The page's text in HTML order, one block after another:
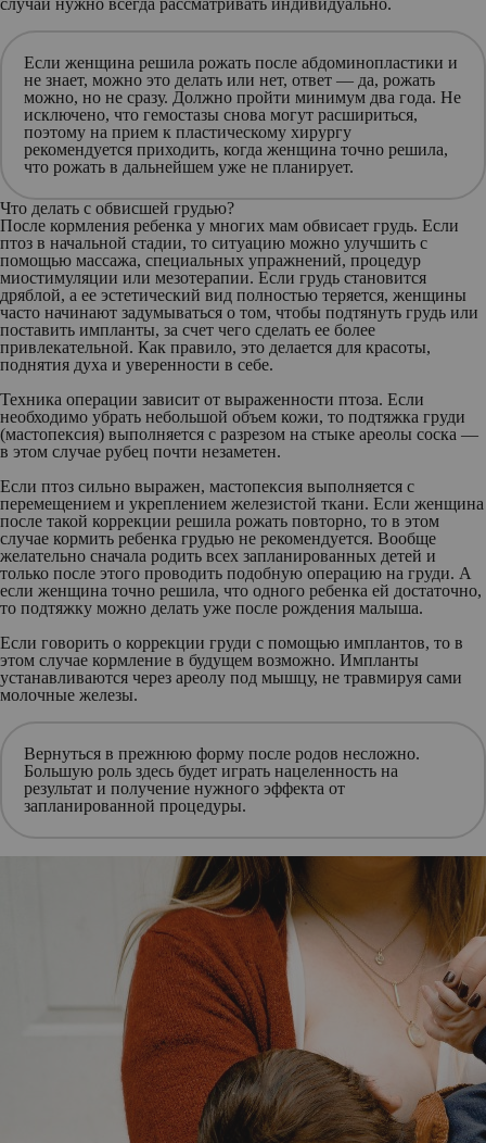
случай нужно всегда рассматривать индивидуально.
Если женщина решила рожать после абдоминопластики и
не знает, можно это делать или нет, ответ — да, рожать
можно, но не сразу. Должно пройти минимум два года. Не
исключено, что гемостазы снова могут расшириться,
поэтому на прием к пластическому хирургу
рекомендуется приходить, когда женщина точно решила,
что рожать в дальнейшем уже не планирует.
Что делать с обвисшей грудью?
После кормления ребенка у многих мам обвисает грудь. Если
птоз в начальной стадии, то ситуацию можно улучшить с
помощью массажа, специальных упражнений, процедур
миостимуляции или мезотерапии. Если грудь становится
дряблой, а ее эстетический вид полностью теряется, женщины
часто начинают задумываться о том, чтобы подтянуть грудь или
поставить импланты, за счет чего сделать ее более
привлекательной. Как правило, это делается для красоты,
поднятия духа и уверенности в себе.
Техника операции зависит от выраженности птоза. Если
необходимо убрать небольшой объем кожи, то подтяжка груди
(мастопексия) выполняется с разрезом на стыке ареолы соска —
в этом случае рубец почти незаметен.
Если птоз сильно выражен, мастопексия выполняется с
перемещением и укреплением железистой ткани. Если женщина
после такой коррекции решила рожать повторно, то в этом
случае кормить ребенка грудью не рекомендуется. Вообще
желательно сначала родить всех запланированных детей и
только после этого проводить подобную операцию на груди. А
если женщина точно решила, что одного ребенка ей достаточно,
то подтяжку можно делать уже после рождения малыша.
Если говорить о коррекции груди с помощью имплантов, то в
этом случае кормление в будущем возможно. Импланты
устанавливаются через ареолу под мышцу, не травмируя сами
молочные железы.
Вернуться в прежнюю форму после родов несложно.
Большую роль здесь будет играть нацеленность на
результат и получение нужного эффекта от
запланированной процедуры.